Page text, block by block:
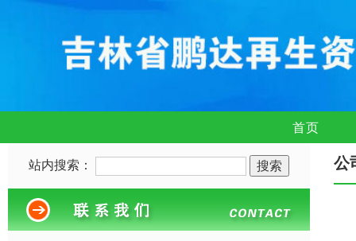
首页
站内搜索： 公